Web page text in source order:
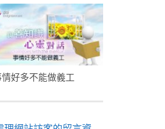
好多不能做義工